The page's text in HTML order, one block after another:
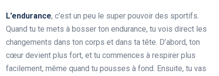
L’endurance, c’est un peu le super pouvoir des sportifs.
Quand tu te mets à bosser ton endurance, tu vois direct les
changements dans ton corps et dans ta tête. D’abord, ton
cœur devient plus fort, et tu commences à respirer plus
facilement, même quand tu pousses à fond. Ensuite, tu vas